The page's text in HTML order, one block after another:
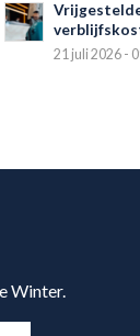
21 juli 2026 -
Winter.